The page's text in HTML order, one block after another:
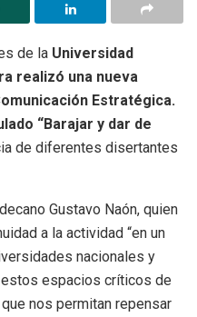
de la Universidad
realizó una nueva
Estratégica.
“Barajar y dar de
de diferentes disertantes
Gustavo Naón, quien
a la actividad “en un
nacionales y
espacios críticos de
nos permitan repensar